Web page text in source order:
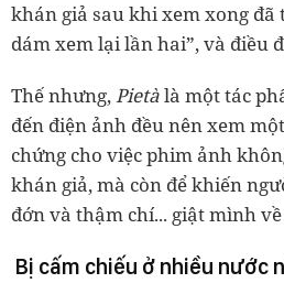
khán giả sau khi xem xong đã
dám xem lại lần hai”, và điều
Thế nhưng,Pietàlà một tác
đến điện ảnh đều nên xem
chứng cho việc phim ảnh
khán giả, mà còn để khiến
đớn và thậm chí... giật mình
Bị cấm chiếu ở nhiều nước